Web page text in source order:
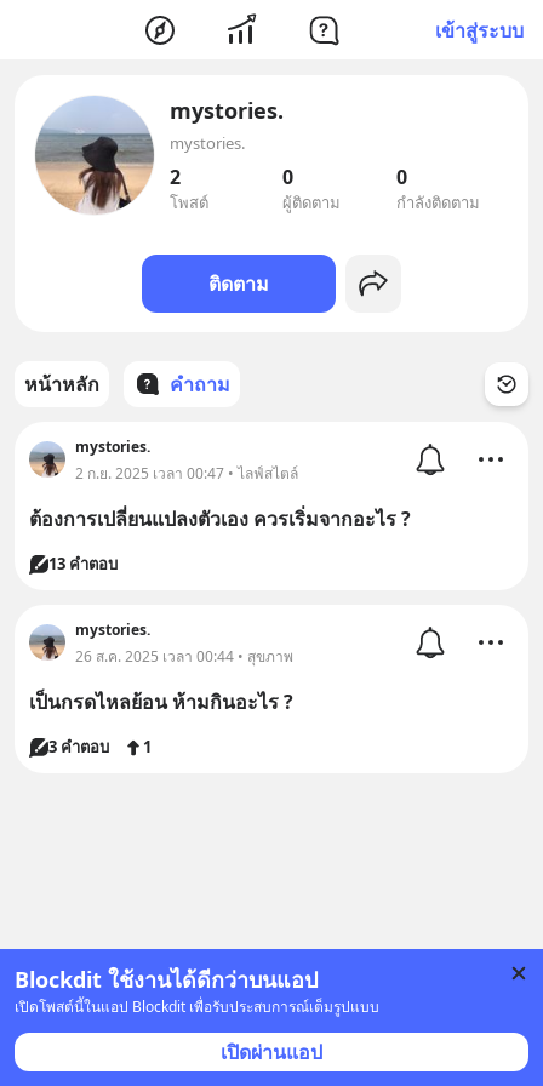
เข้าสู่ระบบ
Blockdit ใช้งานได้ดีกว่าบนแอป
เปิดโพสต์นี้ในแอป Blockdit เพื่อรับประสบการณ์เต็มรูปแบบ
เปิดผ่านแอป
mystories.
mystories.
2
โพสต์
0
ผู้ติดตาม
0
กำลังติดตาม
ติดตาม
หน้าหลัก คำถาม
mystories.
2 ก.ย. 2025 เวลา 00:47 • ไลฟ์สไตล์
ต้องการเปลี่ยนแปลงตัวเอง ควรเริ่มจากอะไร ?
13 คำตอบ
mystories.
26 ส.ค. 2025 เวลา 00:44 • สุขภาพ
เป็นกรดไหลย้อน ห้ามกินอะไร ?
3 คำตอบ 1